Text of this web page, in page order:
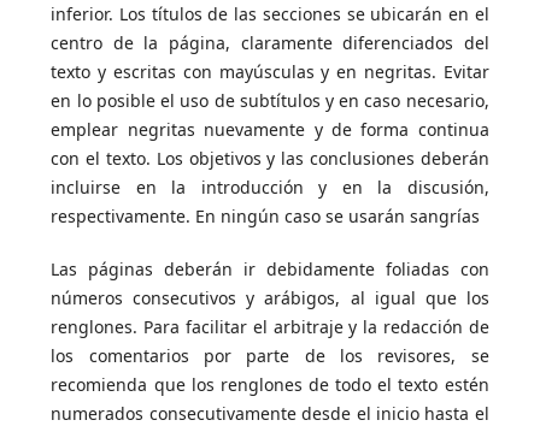
inferior. Los títulos de las secciones se ubicarán en el
centro de la página, claramente diferenciados del
texto y escritas con mayúsculas y en negritas. Evitar
en lo posible el uso de subtítulos y en caso necesario,
emplear negritas nuevamente y de forma continua
con el texto. Los objetivos y las conclusiones deberán
incluirse en la introducción y en la discusión,
respectivamente. En ningún caso se usarán sangrías
Las páginas deberán ir debidamente foliadas con
números consecutivos y arábigos, al igual que los
renglones. Para facilitar el arbitraje y la redacción de
los comentarios por parte de los revisores, se
recomienda que los renglones de todo el texto estén
numerados consecutivamente desde el inicio hasta el